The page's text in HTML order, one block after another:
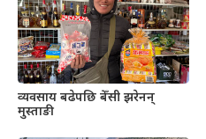
व्यवसाय बढेपछि बेँसी झरेनन्
मुस्ताङी